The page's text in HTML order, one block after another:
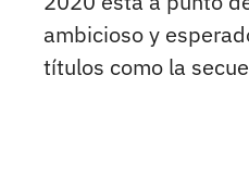
ambicioso y
títulos como la